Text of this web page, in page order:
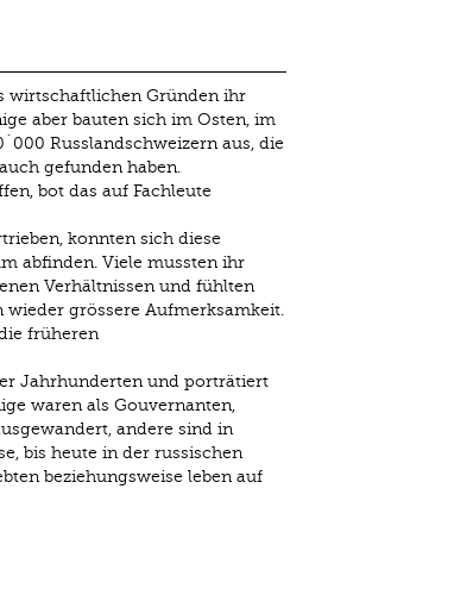
wirtschaftlichen Gründen ihr
aber bauten sich im Osten, im
Russlandschweizern aus, die
gefunden haben.
bot das auf Fachleute
konnten sich diese
abfinden. Viele mussten ihr
Verhältnissen und fühlten
wieder grössere Aufmerksamkeit.
früheren
Jahrhunderten und porträtiert
waren als Gouvernanten,
andere sind in
bis heute in der russischen
beziehungsweise leben auf